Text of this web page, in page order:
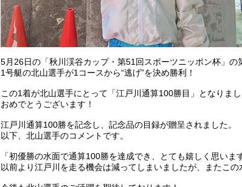
5月26日の「秋川渓谷カップ・第51回スポーツニッポン杯」の
1号艇の北山選手が1コースから“逃げ”を決め勝利！
この1着が北山選手にとって「江戸川通算100勝目」となりまし
おめでとうございます！
江戸川通算100勝を記念し、記念品の目録が贈呈されました。
以下、北山選手のコメントです。
「初優勝の水面で通算100勝を達成でき、とても嬉しく思いま
以前より江戸川を走る機会は減ってしまいましたが、またこ